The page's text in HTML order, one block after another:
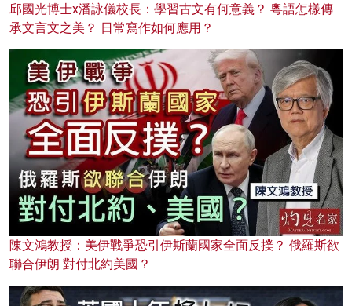
邱國光博士x潘詠儀校長：學習古文有何意義？ 粵語怎樣傳
承文言文之美？ 日常寫作如何應用？
陳文鴻教授：美伊戰爭恐引伊斯蘭國家全面反撲？ 俄羅斯欲
聯合伊朗 對付北約美國？